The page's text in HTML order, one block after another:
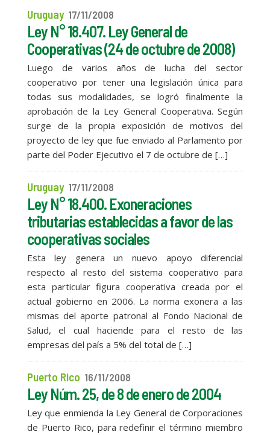
Uruguay 17/11/2008
Ley N° 18.407. Ley General de
Cooperativas (24 de octubre de 2008)
Luego de varios años de lucha del sector
cooperativo por tener una legislación única para
todas sus modalidades, se logró finalmente la
aprobación de la Ley General Cooperativa. Según
surge de la propia exposición de motivos del
proyecto de ley que fue enviado al Parlamento por
parte del Poder Ejecutivo el 7 de octubre de […]
Uruguay 17/11/2008
Ley N° 18.400. Exoneraciones
tributarias establecidas a favor de las
cooperativas sociales
Esta ley genera un nuevo apoyo diferencial
respecto al resto del sistema cooperativo para
esta particular figura cooperativa creada por el
actual gobierno en 2006. La norma exonera a las
mismas del aporte patronal al Fondo Nacional de
Salud, el cual haciende para el resto de las
empresas del país a 5% del total de […]
Puerto Rico 16/11/2008
Ley Núm. 25, de 8 de enero de 2004
Ley que enmienda la Ley General de Corporaciones
de Puerto Rico, para redefinir el término miembro